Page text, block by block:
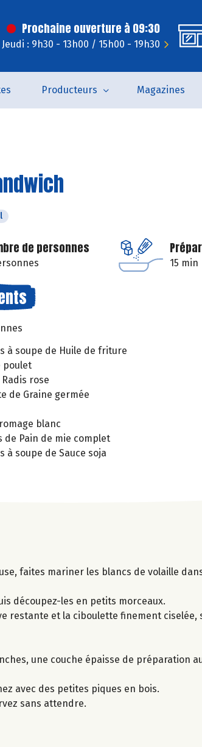
Prochaine ouverture à 09:30
Jeudi : 9h30 - 13h00 / 15h00 - 19h30
Producteurs Magazines
de personnes
15 min
à soupe de Huile de friture
poulet
rose
de Graine germée
blanc
de Pain de mie complet
à soupe de Sauce soja
faites mariner les blancs de volaille
découpez-les en petits morceaux.
restante et la ciboulette finement ciselée,
une couche épaisse de préparation
avec des petites piques en bois.
sans attendre.